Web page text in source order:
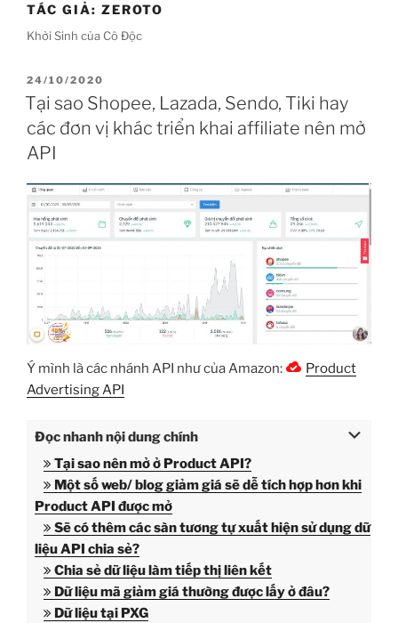
TÁC GIẢ: ZEROTO
Khởi Sinh của Cô Độc
ĐĂNG
TRONG
24/10/2020
Tại sao Shopee, Lazada, Sendo, Tiki hay
các đơn vị khác triển khai affiliate nên mở
API
Ý mình là các nhánh API như của Amazon:
Product
Advertising API
Đọc nhanh nội dung chính
Tại sao nên mở ở Product API?
Một số web/ blog giảm giá sẽ dễ tích hợp hơn khi
Product API được mở
Sẽ có thêm các sàn tương tự xuất hiện sử dụng dữ
liệu API chia sẻ?
Chia sẻ dữ liệu làm tiếp thị liên kết
Dữ liệu mã giảm giá thường được lấy ở đâu?
Dữ liệu tại PXG